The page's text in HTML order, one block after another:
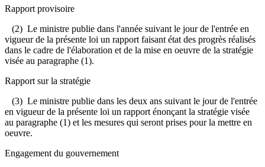
Rapport provisoire
(2) Le ministre publie dans l'année suivant le jour de l'entrée en
vigueur de la présente loi un rapport faisant état des progrès réalisés
dans le cadre de l'élaboration et de la mise en oeuvre de la stratégie
visée au paragraphe (1).
Rapport sur la stratégie
(3) Le ministre publie dans les deux ans suivant le jour de l'entrée
en vigueur de la présente loi un rapport énonçant la stratégie visée
au paragraphe (1) et les mesures qui seront prises pour la mettre en
oeuvre.
Engagement du gouvernement